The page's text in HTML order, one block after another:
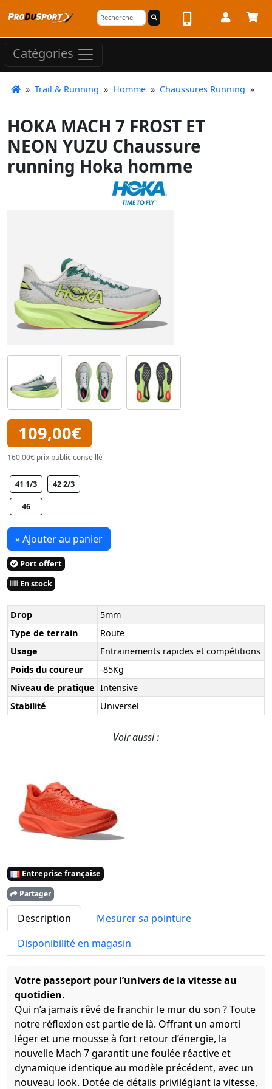
Catégories
» Trail & Running » Homme » Chaussures Running »
HOKA MACH 7 FROST ET
NEON YUZU Chaussure
running Hoka homme
109,00€
160,00€ prix public conseillé
41 1/3 42 2/3
46
» Ajouter au panier
Port offert
En stock
Drop
5mm
Type de terrain
Route
Usage
Entrainements rapides et compétitions
Poids du coureur
-85Kg
Niveau de pratique Intensive
Stabilité
Universel
Voir aussi :
Entreprise française
Partager
Description
Mesurer sa pointure
Disponibilité en magasin
Votre passeport pour l’univers de la vitesse au
quotidien.
Qui n’a jamais rêvé de franchir le mur du son ? Toute
notre réflexion est partie de là. Offrant un amorti
léger et une mousse à fort retour d’énergie, la
nouvelle Mach 7 garantit une foulée réactive et
dynamique identique au modèle précédent, avec un
nouveau look. Dotée de détails privilégiant la vitesse,